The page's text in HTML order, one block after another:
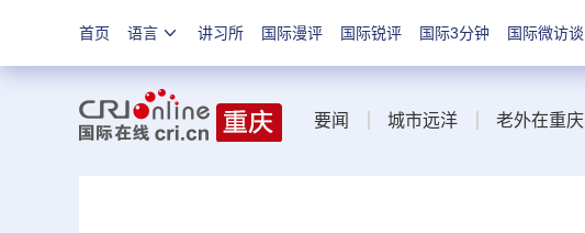
首页 语言 讲习所 国际漫评 国际锐评 国际3分钟 国际微访谈
要闻 城市远洋 老外在重庆